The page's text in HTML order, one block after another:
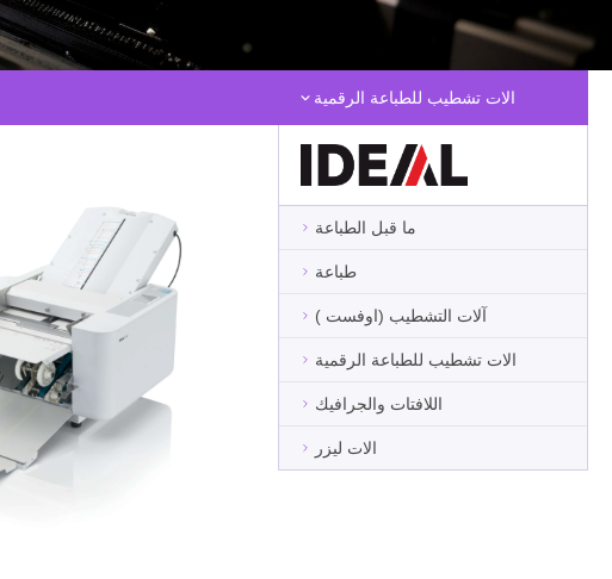
الات تشطيب للطباعة الرقمية
ما قبل الطباعة
طباعة
آلات التشطيب (اوفست )
الات تشطيب للطباعة الرقمية
اللافتات والجرافيك
الات ليزر